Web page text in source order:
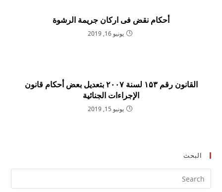
أحكام نقض فى اركان جريمة الرشوة
يونيو 16, 2019
القانون رقم ۱۵۳ لسنة ۲۰۰۷ بتعديل بعض أحكام قانون
الإجراءات الجنائية
يونيو 15, 2019
البحث